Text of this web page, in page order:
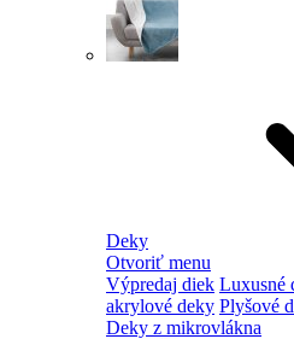
Deky
Otvoriť menu
Výpredaj diek Luxusné
akrylové deky Plyšové
Deky z mikrovlákna